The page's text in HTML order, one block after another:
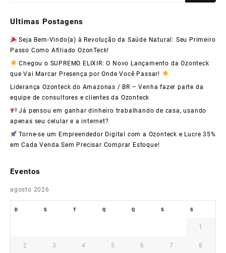
e
Lucre
Alto!
Ultimas Postagens
Seja Bem-Vindo(a) à Revolução da Saúde Natural: Seu Primeiro
Passo Como Afiliado OzonTeck!
Chegou o SUPREMO ELIXIR: O Novo Lançamento da Ozonteck
que Vai Marcar Presença por Onde Você Passar!
Liderança Ozonteck do Amazonas / BR – Venha fazer parte da
equipe de consultores e clientes da Ozonteck
Já pensou em ganhar dinheiro trabalhando de casa, usando
apenas seu celular e a internet?
Torne-se um Empreendedor Digital com a Ozonteck e Lucre 35%
em Cada Venda Sem Precisar Comprar Estoque!
Eventos
agosto 2026
D S T Q Q S S
1
2 3 4 5 6 7 8